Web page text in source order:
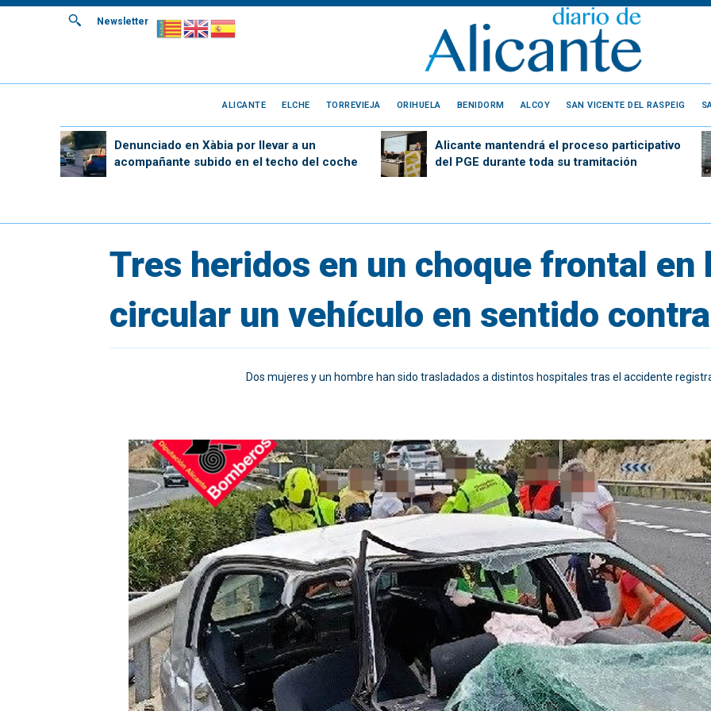
Newsletter
ALICANTE ELCHE TORREVIEJA ORIHUELA BENIDORM ALCOY SAN VICENTE DEL RASPEIG
Denunciado en Xàbia por llevar a un
acompañante subido en el techo del coche
Alicante mantendrá el proceso participativo
del PGE durante toda su tramitación
Tres heridos en un choque frontal
circular un vehículo en sentido
Dos mujeres y un hombre han sido trasladados a distintos hospitales tras el accidente